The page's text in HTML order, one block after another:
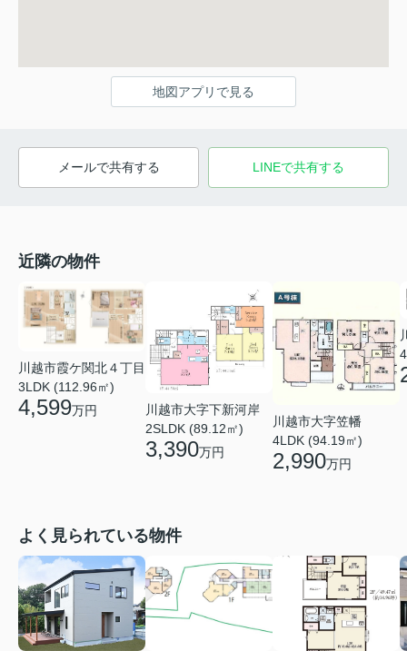
地図アプリで見る
メールで共有する LINEで共有する
近隣の物件
川越市霞ケ関北４丁目
3LDK (112.96㎡)
4,599万円
川越市大字下新河岸
2SLDK (89.12㎡)
3,390万円
川越市大字笠幡
4LDK (94.19㎡)
2,990万円
よく見られている物件